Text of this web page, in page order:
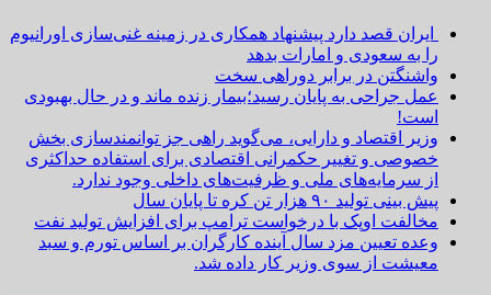
ایران قصد دارد پیشنهاد همکاری در زمینه غنی‌سازی اورانیوم
را به سعودی و امارات بدهد
واشنگتن در برابر دوراهی سخت
عمل جراحی به پایان رسید؛بیمار زنده ماند و در حال بهبودی
است!
وزیر اقتصاد و دارایی، می‌گوید راهی جز توانمندسازی بخش
خصوصی و تغییر حکمرانی اقتصادی برای استفاده حداکثری
از سرمایه‌های ملی و ظرفیت‌های داخلی وجود ندارد.
پیش بینی تولید ۹۰ هزار تن کره تا پایان سال
مخالفت اوپک با درخواست ترامپ برای افزایش تولید نفت
وعده تعیین مزد سال آینده کارگران بر اساس تورم و سبد
معیشت از سوی وزیر کار داده شد.